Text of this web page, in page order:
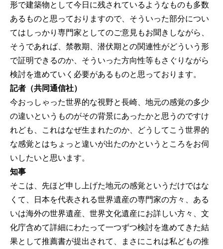
形で建築物として今日に残されているようなものも多数
あるものと思っておりますので、そういった部分につい
てはしっかり専門家としてのご意見もお聞きしながら、
そうであれば、禁教期、潜伏期との関連性がどういう形
で証明できるのか、そういった方向性等もさぐりながら
検討を進めていく必要があるものと思っております。
記者（共同通信社）
今おっしゃった世界的な視野と長崎、地元の感覚の多少
の違いというものがその背景にあったかと思うのですけ
れども、これはなぜ生まれたのか、どうしてこう世界的
な感覚とはちょっと違いが出たのかというところをお伺
いしたいと思います。
知事
そこは、先ほど申し上げた地元の感覚というだけではな
くて、日本を代表される世界遺産の専門家の方々、ある
いは海外の世界遺産、世界文化遺産にお詳しい方々、文
化庁含めて詳細にわたって一つずつ検討を進めてきた結
果として推薦書が提出されて、まさにこれは私どもの推